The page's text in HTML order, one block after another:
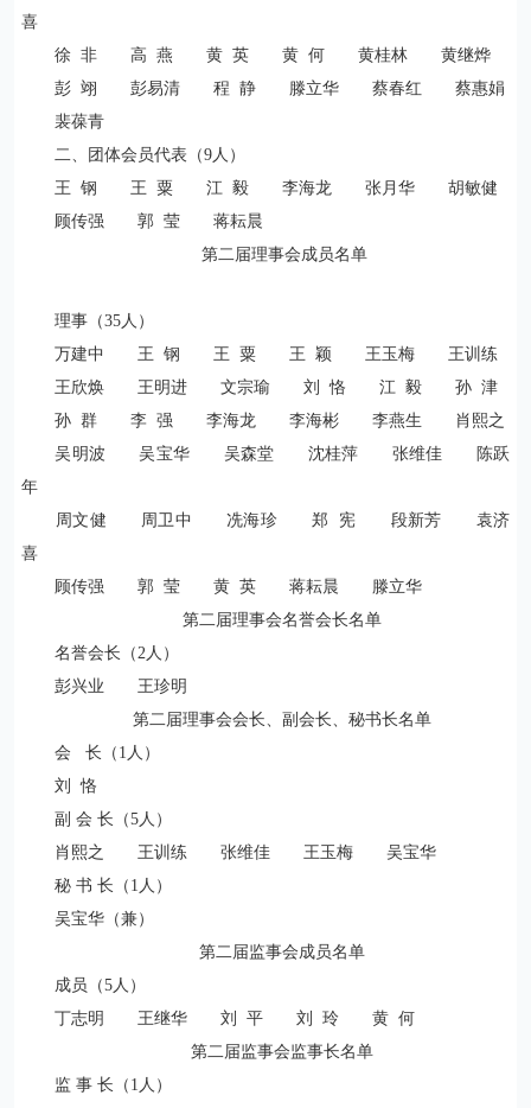
喜
徐 非 高 燕 黄 英 黄 何 黄桂林 黄继烨
彭 翊 彭易清 程 静 滕立华 蔡春红 蔡惠娟
裴葆青
二、团体会员代表（9人）
王 钢 王 粟 江 毅 李海龙 张月华 胡敏健
顾传强 郭 莹 蒋耘晨
第二届理事会成员名单
理事（35人）
万建中 王 钢 王 粟 王 颖 王玉梅 王训练
王欣焕 王明进 文宗瑜 刘 恪 江 毅 孙 津
孙 群 李 强 李海龙 李海彬 李燕生 肖熙之
吴明波 吴宝华 吴森堂 沈桂萍 张维佳 陈跃
年
周文健 周卫中 冼海珍 郑 宪 段新芳 袁济
喜
顾传强 郭 莹 黄 英 蒋耘晨 滕立华
第二届理事会名誉会长名单
名誉会长（2人）
彭兴业 王珍明
第二届理事会会长、副会长、秘书长名单
会
长（ 1 人）
刘
恪
副 会 长（5人）
肖熙之 王训练 张维佳 王玉梅 吴宝华
秘 书 长（ 1 人）
吴宝华（兼）
第二届监事会成员名单
成员（5人）
丁志明 王继华 刘 平 刘
玲 黄 何
第二届监事会监事长名单
监 事 长（ 1 人）